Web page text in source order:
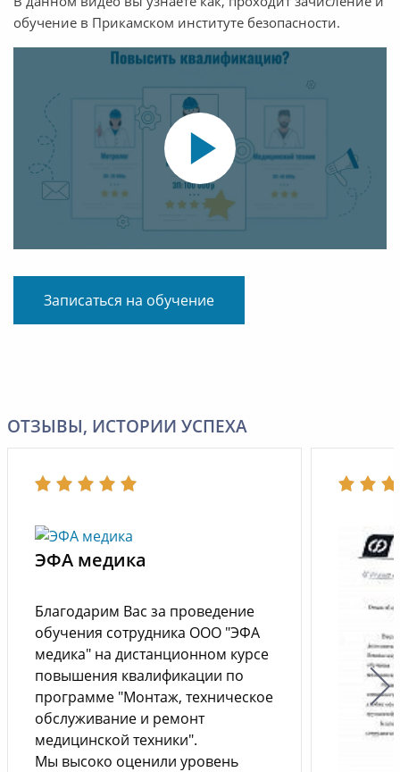
обучение в Прикамском институте безопасности.
Записаться на обучение
ОТЗЫВЫ, ИСТОРИИ УСПЕХА
ЭФА медика
Благодарим Вас за проведение
обучения сотрудника ООО "ЭФА
медика" на дистанционном курсе
повышения квалификации по
программе "Монтаж, техническое
обслуживание и ремонт
медицинской техники".
Мы высоко оценили уровень